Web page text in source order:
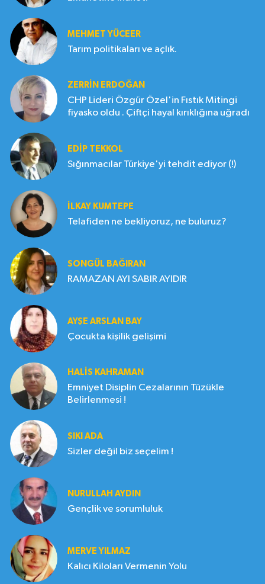
MEHMET YÜCEER
Tarım politikaları ve açlık.
ZERRIN ERDOĞAN
CHP Lideri Özgür Özel'in Fıstık Mitingi
fiyasko oldu . Çiftçi hayal kırıklığına uğradı
EDIP TEKKOL
Sığınmacılar Türkiye'yi tehdit ediyor (!)
İLKAY KUMTEPE
Telafiden ne bekliyoruz, ne buluruz?
SONGÜL BAĞIRAN
RAMAZAN AYI SABIR AYIDIR
AYŞE ARSLAN BAY
Çocukta kişilik gelişimi
HALIS KAHRAMAN
Emniyet Disiplin Cezalarının Tüzükle
Belirlenmesi !
SIKI ADA
Sizler değil biz seçelim !
NURULLAH AYDIN
Gençlik ve sorumluluk
MERVE YILMAZ
Kalıcı Kiloları Vermenin Yolu